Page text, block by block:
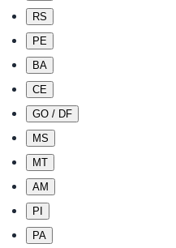
RS
PE
BA
CE
GO / DF
MS
MT
AM
PI
PA